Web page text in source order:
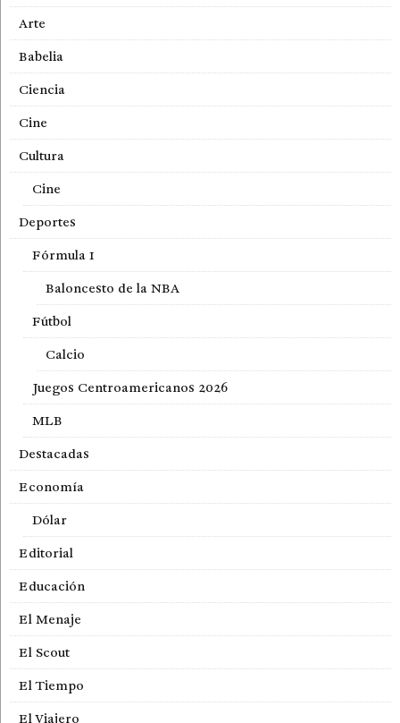
Arte
Babelia
Ciencia
Cine
Cultura
Cine
Deportes
Fórmula 1
Baloncesto de la NBA
Fútbol
Calcio
Juegos Centroamericanos 2026
MLB
Destacadas
Economía
Dólar
Editorial
Educación
El Menaje
El Scout
El Tiempo
El Viajero